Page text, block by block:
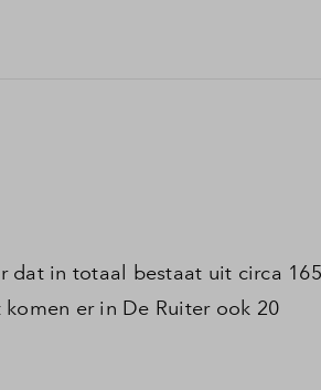
dat in totaal bestaat uit circa 165
er in De Ruiter ook 20